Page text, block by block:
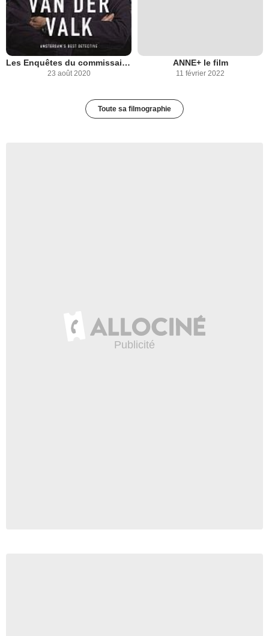
Les Enquêtes du commissaire Van der Valk
23 août 2020
ANNE+ le film
11 février 2022
Toute sa filmographie